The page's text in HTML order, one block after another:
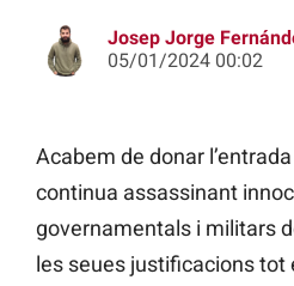
Josep Jorge
05/01/2024 00:02
Acabem de donar
continua assassinant
governamentals i militars
les seues justificacions tot